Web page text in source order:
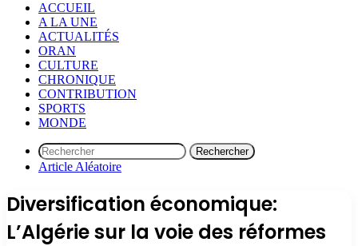
ACCUEIL
A LA UNE
ACTUALITÉS
ORAN
CULTURE
CHRONIQUE
CONTRIBUTION
SPORTS
MONDE
Rechercher
Article Aléatoire
Diversification économique:
L’Algérie sur la voie des réformes